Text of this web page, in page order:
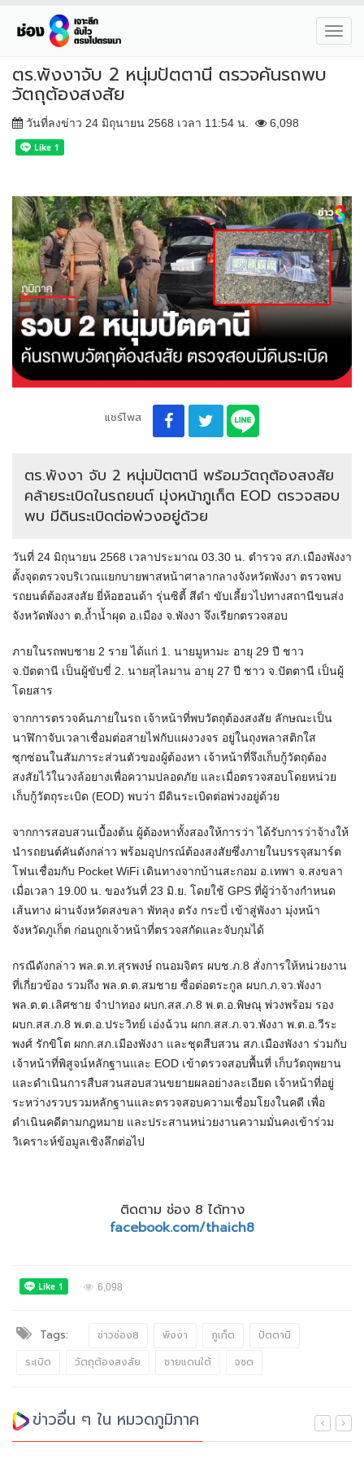
ตร.พังงาจับ 2 หนุ่มปัตตานี ตรวจค้นรถพบ
วัตถุต้องสงสัย
วันที่ลงข่าว 24 มิถุนายน 2568 เวลา 11:54 น. 6,098
แชร์โพส
ตร.พังงา จับ 2 หนุ่มปัตตานี พร้อมวัตถุต้องสงสัย
คล้ายระเบิดในรถยนต์ มุ่งหน้าภูเก็ต EOD ตรวจสอบ
พบ มีดินระเบิดต่อพ่วงอยู่ด้วย
วันที่ 24 มิถุนายน 2568 เวลาประมาณ 03.30 น. ตำรวจ สภ.เมืองพังงา
ตั้งจุดตรวจบริเวณแยกบายพาสหน้าศาลากลางจังหวัดพังงา ตรวจพบ
รถยนต์ต้องสงสัย ยี่ห้อฮอนด้า รุ่นซิตี้ สีดำ ขับเลี้ยวไปทางสถานีขนส่ง
จังหวัดพังงา ต.ถ้ำน้ำผุด อ.เมือง จ.พังงา จึงเรียกตรวจสอบ
ภายในรถพบชาย 2 ราย ได้แก่ 1. นายมูหามะ อายุ 29 ปี ชาว
จ.ปัตตานี เป็นผู้ขับขี่ 2. นายสุไลมาน อายุ 27 ปี ชาว จ.ปัตตานี เป็นผู้
โดยสาร
จากการตรวจค้นภายในรถ เจ้าหน้าที่พบวัตถุต้องสงสัย ลักษณะเป็น
นาฬิกาจับเวลาเชื่อมต่อสายไฟกับแผงวงจร อยู่ในถุงพลาสติกใส
ซุกซ่อนในสัมภาระส่วนตัวของผู้ต้องหา เจ้าหน้าที่จึงเก็บกู้วัตถุต้อง
สงสัยไว้ในวงล้อยางเพื่อความปลอดภัย และเมื่อตรวจสอบโดยหน่วย
เก็บกู้วัตถุระเบิด (EOD) พบว่า มีดินระเบิดต่อพ่วงอยู่ด้วย
จากการสอบสวนเบื้องต้น ผู้ต้องหาทั้งสองให้การว่า ได้รับการว่าจ้างให้
นำรถยนต์คันดังกล่าว พร้อมอุปกรณ์ต้องสงสัยซึ่งภายในบรรจุสมาร์ต
โฟนเชื่อมกับ Pocket WiFi เดินทางจากบ้านสะกอม อ.เทพา จ.สงขลา
เมื่อเวลา 19.00 น. ของวันที่ 23 มิ.ย. โดยใช้ GPS ที่ผู้ว่าจ้างกำหนด
เส้นทาง ผ่านจังหวัดสงขลา พัทลุง ตรัง กระบี่ เข้าสู่พังงา มุ่งหน้า
จังหวัดภูเก็ต ก่อนถูกเจ้าหน้าที่ตรวจสกัดและจับกุมได้
กรณีดังกล่าว พล.ต.ท.สุรพงษ์ ถนอมจิตร ผบช.ภ.8 สั่งการให้หน่วยงาน
ที่เกี่ยวข้อง รวมถึง พล.ต.ต.สมชาย ซื่อต่อตระกูล ผบก.ภ.จว.พังงา
พล.ต.ต.เลิศชาย จำปาทอง ผบก.สส.ภ.8 พ.ต.อ.พิษณุ พ่วงพร้อม รอง
ผบก.สส.ภ.8 พ.ต.อ.ประวิทย์ เอ่งฉ้วน ผกก.สส.ภ.จว.พังงา พ.ต.อ.วีระ
พงศ์ รักขิโต ผกก.สภ.เมืองพังงา และชุดสืบสวน สภ.เมืองพังงา ร่วมกับ
เจ้าหน้าที่พิสูจน์หลักฐานและ EOD เข้าตรวจสอบพื้นที่ เก็บวัตถุพยาน
และดำเนินการสืบสวนสอบสวนขยายผลอย่างละเอียด เจ้าหน้าที่อยู่
ระหว่างรวบรวมหลักฐานและตรวจสอบความเชื่อมโยงในคดี เพื่อ
ดำเนินคดีตามกฎหมาย และประสานหน่วยงานความมั่นคงเข้าร่วม
วิเคราะห์ข้อมูลเชิงลึกต่อไป
ติดตาม ช่อง 8 ได้ทาง
facebook.com/thaich8
6,098
Tags: ข่าวช่อง8 พังงา ภูเก็ต
ปัตตานี
ระเบิด
วัตถุต้องสงสัย ชายแดนใต้ จชต
ข่าวอื่น ๆ ใน หมวดภูมิภาค